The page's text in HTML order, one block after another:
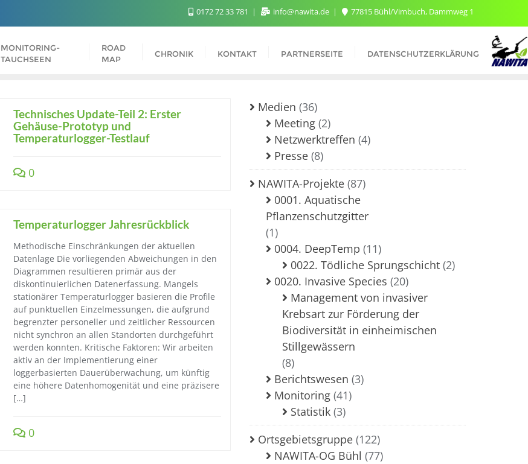
0172 72 33 781 info@nawita.de 77815 Bühl/Vimbuch, Dammweg 1
MONITORING-
TAUCHSEEN
ROAD
MAP
CHRONIK KONTAKT PARTNERSEITE DATENSCHUTZERKLÄRUNG
Technisches Update-Teil 2: Erster
Gehäuse-Prototyp und
Temperaturlogger-Testlauf
0
Temperaturlogger Jahresrückblick
Methodische Einschränkungen der aktuellen
Datenlage Die vorliegenden Abweichungen in den
Diagrammen resultieren primär aus der
diskontinuierlichen Datenerfassung. Mangels
stationärer Temperaturlogger basieren die Profile
auf punktuellen Einzelmessungen, die aufgrund
begrenzter personeller und zeitlicher Ressourcen
nicht synchron an allen Standorten durchgeführt
werden konnten. Kritische Faktoren: Wir arbeiten
aktiv an der Implementierung einer
loggerbasierten Dauerüberwachung, um künftig
eine höhere Datenhomogenität und eine präzisere
[…]
0
Medien (36)
Meeting (2)
Netzwerktreffen (4)
Presse (8)
NAWITA-Projekte (87)
0001. Aquatische
Pflanzenschutzgitter
(1)
0004. DeepTemp (11)
0022. Tödliche Sprungschicht (2)
0020. Invasive Species (20)
Management von invasiver
Krebsart zur Förderung der
Biodiversität in einheimischen
Stillgewässern
(8)
Berichtswesen (3)
Monitoring (41)
Statistik (3)
Ortsgebietsgruppe (122)
NAWITA-OG Bühl (77)